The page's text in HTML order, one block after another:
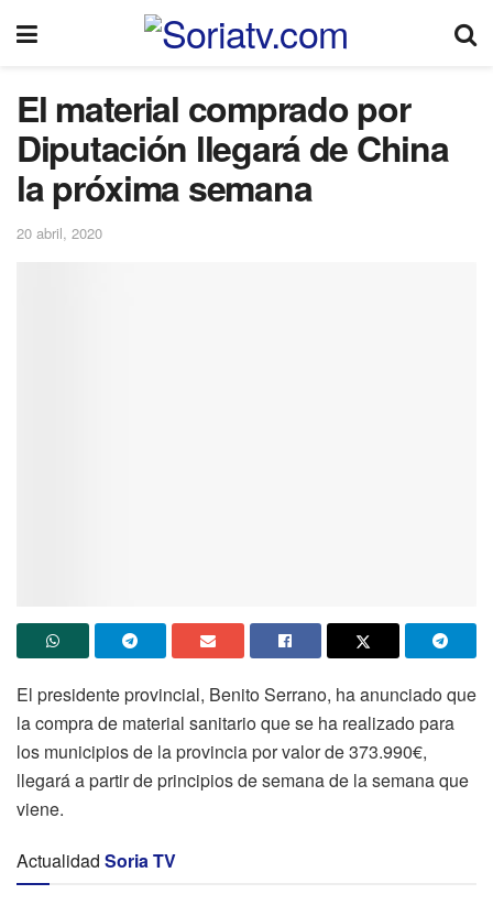
El material comprado por
Diputación llegará de China
la próxima semana
20 abril, 2020
El presidente provincial, Benito Serrano, ha anunciado que
la compra de material sanitario que se ha realizado para
los municipios de la provincia por valor de 373.990€,
llegará a partir de principios de semana de la semana que
viene.
Actualidad Soria TV